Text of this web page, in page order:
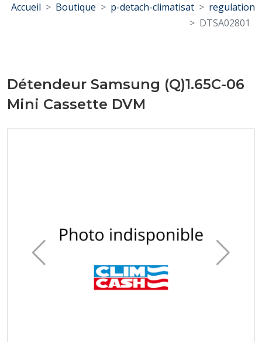
Accueil Boutique p-detach-climatisat
regulation
DTSA02801
Détendeur Samsung (Q)1.65C-06
Mini Cassette DVM